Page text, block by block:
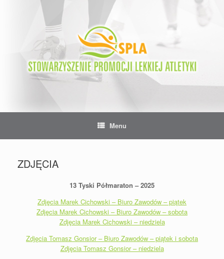
Menu
ZDJĘCIA
13 Tyski Półmaraton – 2025
Zdjęcia Marek Cichowski – Biuro Zawodów – piątek
Zdjęcia Marek Cichowski – Biuro Zawodów – sobota
Zdjęcia Marek Cichowski – niedziela
Zdjęcia Tomasz Gonsior – Biuro Zawodów – piątek i sobota
Zdjęcia Tomasz Gonsior – niedziela